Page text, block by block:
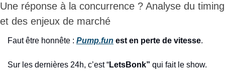
Une réponse à la concurrence ? Analyse du timing
et des enjeux de marché
Faut être honnête : Pump.fun est en perte de vitesse.
Sur les dernières 24h, c’est “LetsBonk” qui fait le show.